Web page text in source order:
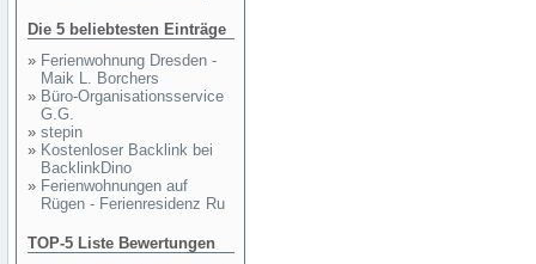
Die 5 beliebtesten Einträge
» Ferienwohnung Dresden -
Maik L. Borchers
» Büro-Organisationsservice
G.G.
» stepin
» Kostenloser Backlink bei
BacklinkDino
» Ferienwohnungen auf
Rügen - Ferienresidenz Ru
TOP-5 Liste Bewertungen